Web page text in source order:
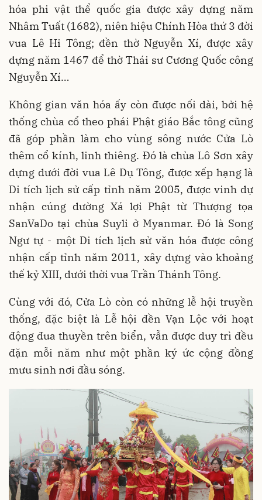
hóa phi vật thể quốc gia được xây dựng năm
Nhâm Tuất (1682), niên hiệu Chính Hòa thứ 3 đời
vua Lê Hi Tông; đền thờ Nguyễn Xí, được xây
dựng năm 1467 để thờ Thái sư Cương Quốc công
Nguyễn Xí…
Không gian văn hóa ấy còn được nối dài, bởi hệ
thống chùa cổ theo phái Phật giáo Bắc tông cũng
đã góp phần làm cho vùng sông nước Cửa Lò
thêm cổ kính, linh thiêng. Đó là chùa Lô Sơn xây
dựng dưới đời vua Lê Dụ Tông, được xếp hạng là
Di tích lịch sử cấp tỉnh năm 2005, được vinh dự
nhận cúng dường Xá lợi Phật từ Thượng tọa
SanVaDo tại chùa Suyli ở Myanmar. Đó là Song
Ngư tự - một Di tích lịch sử văn hóa được công
nhận cấp tỉnh năm 2011, xây dựng vào khoảng
thế kỷ XIII, dưới thời vua Trần Thánh Tông.
Cùng với đó, Cửa Lò còn có những lễ hội truyền
thống, đặc biệt là Lễ hội đền Vạn Lộc với hoạt
động đua thuyền trên biển, vẫn được duy trì đều
đặn mỗi năm như một phần ký ức cộng đồng
mưu sinh nơi đầu sóng.